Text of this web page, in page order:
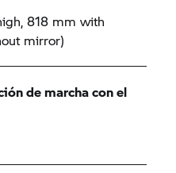
818 mm with
mirror)
de marcha con el